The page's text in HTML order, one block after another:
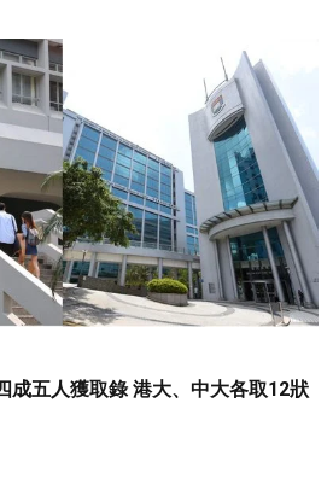
成五人獲取錄 港大、中大各取12狀